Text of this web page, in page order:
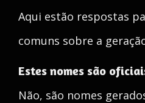
Aqui estão respostas
comuns sobre a
Estes nomes são
Não, são nomes